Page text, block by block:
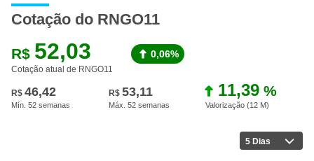
Cotação do RNGO11
R$ 52,03
Cotação atual de RNGO11
0,06%
R$ 46,42
Mín. 52 semanas
R$ 53,11
Máx. 52 semanas
11,39 %
Valorização (12 M)
5 Dias